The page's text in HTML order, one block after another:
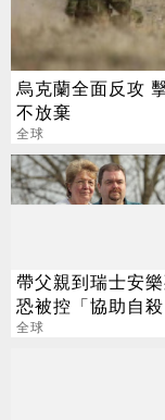
烏克蘭全面反攻
不放棄
全球
帶父親到瑞士安
恐被控「協助自
全球